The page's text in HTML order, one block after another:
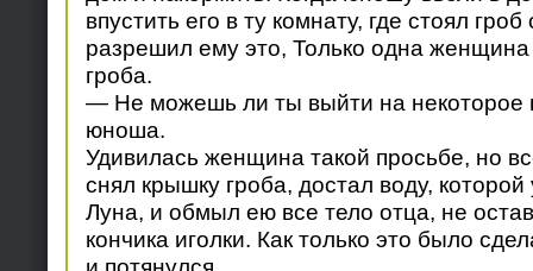
впустить его в ту комнату, где стоял
разрешил ему это, Только одна женщина
гроба.
— Не можешь ли ты выйти на некоторое
юноша.
Удивилась женщина такой просьбе, но
снял крышку гроба, достал воду,
Луна, и обмыл ею все тело отца, не
кончика иголки. Как только это было